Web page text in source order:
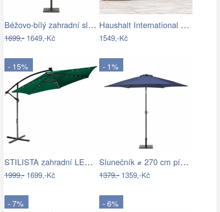
Béžovo-bílý zahradní slunečník ⌀260 cm…
1699,-1649,-Kč
Haushalt International Kovový slunečník…
1549,-Kč
- 15%
STILISTA zahradní LED slunečník s…
1999,-1699,-Kč
- 1%
Slunečník ⌀ 270 cm pískově béžový VARESE
1379,-1359,-Kč
- 7% - 6%